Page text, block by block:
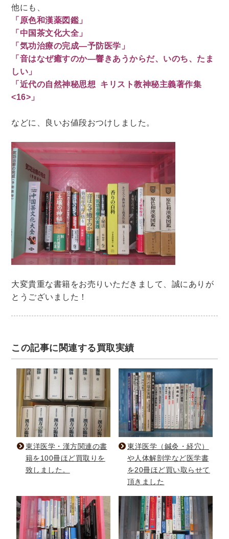
IT・テクノロジー・コンピュータ
他理工書
化学
医学書・東洋医学書
精神医学書
臨床医学一般
薬学書
針灸・漢方
整形外科学
暮らし・趣味・実用書他
暮らしと健康
ガーデニング
クッキング・レシピ本・グルメ
住まい・インテリア
占い
手芸・クラフト
美容・着物・ファッション
趣味・スポーツ
他スポーツ
登山・ハイキング・クライミング
就職対策
英語学習
工学・技術・環境
語学検定・通訳
語学辞典・辞典
法律・ビジネス・事務資格関連
運輸・船舶・通信
食品・衛生・福祉
CD・DVD・Blu-ray
CD・DVD
洋書
英語洋書
他にも、
「原色和漢薬図鑑」
「中国茶文化大全」
「気功治療の完成―予防医学」
「音はなぜ癒すのか―響きあうからだ、いのち、たま
しい」
「近代の自然神秘思想 キリスト教神秘主義著作集
<16>」
などに、良いお値段おつけしました。
大変貴重な書籍をお売りいただきまして、誠にありが
とうございました！
この記事に関連する買取実績
東洋医学・漢方関連の書
籍を100冊ほど買取りを
致しました。
東洋医学（鍼灸・経穴）
や人体解剖学など医学書
を20冊ほど買い取らせて
頂きました